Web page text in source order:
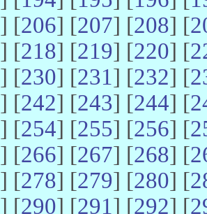
] [206] [207] [208] [
] [218] [219] [220] [
] [230] [231] [232] [
] [242] [243] [244] [
] [254] [255] [256] [
] [266] [267] [268] [
] [278] [279] [280] [
] [290] [291] [292] [